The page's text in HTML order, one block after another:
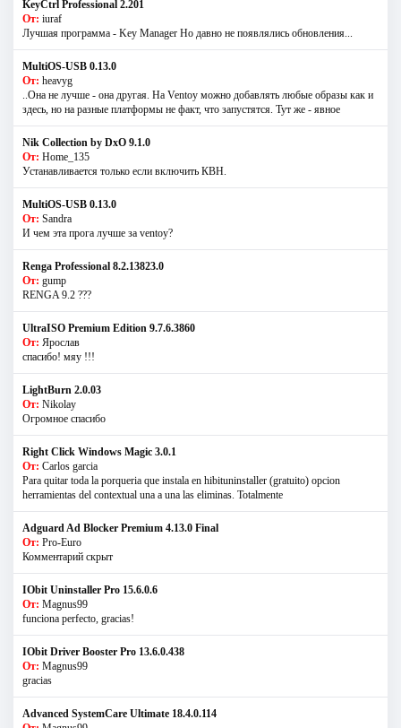
KeyCtrl Professional 2.201
От: iuraf
Лучшая программа - Key Manager Но давно не появлялись обновления...
MultiOS-USB 0.13.0
От: heavyg
..Она не лучше - она другая. На Ventoy можно добавлять любые образы как и
здесь, но на разные платформы не факт, что запустятся. Тут же - явное
Nik Collection by DxO 9.1.0
От: Home_135
Устанавливается только если включить КВН.
MultiOS-USB 0.13.0
От: Sandra
И чем эта прога лучше за ventoy?
Renga Professional 8.2.13823.0
От: gump
RENGA 9.2 ???
UltraISO Premium Edition 9.7.6.3860
От: Ярослав
спасибо! мяу !!!
LightBurn 2.0.03
От: Nikolay
Огромное спасибо
Right Click Windows Magic 3.0.1
От: Carlos garcia
Para quitar toda la porqueria que instala en hibituninstaller (gratuito) opcion
herramientas del contextual una a una las eliminas. Totalmente
Adguard Ad Blocker Premium 4.13.0 Final
От: Pro-Euro
Комментарий скрыт
IObit Uninstaller Pro 15.6.0.6
От: Magnus99
funciona perfecto, gracias!
IObit Driver Booster Pro 13.6.0.438
От: Magnus99
gracias
Advanced SystemCare Ultimate 18.4.0.114